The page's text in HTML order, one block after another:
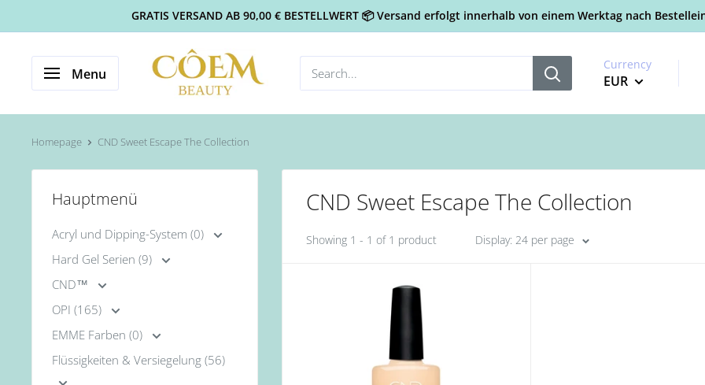
GRATIS VERSAND AB 90,00 € BESTELLWERT 📦 Versand erfolgt innerhalb von einem Werktag nach
Menu
Currency
EUR
Homepage CND Sweet Escape The Collection
Hauptmenü
Acryl und Dipping-System (0)
Hard Gel Serien (9)
CND™
OPI (165)
EMME Farben (0)
Flüssigkeiten & Versiegelung (56)
CND Sweet Escape The Collection
Showing 1 - 1 of 1 product Display: 24 per page